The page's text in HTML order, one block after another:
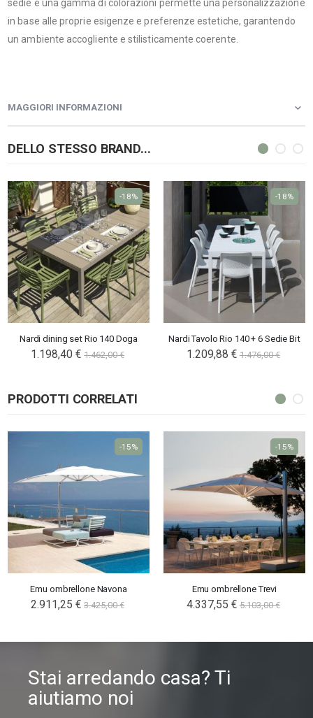
sedie e una gamma di colorazioni permette una personalizzazione
in base alle proprie esigenze e preferenze estetiche, garantendo
un ambiente accogliente e stilisticamente coerente.
MAGGIORI INFORMAZIONI
DELLO STESSO BRAND...
Nardi dining set Rio 140 Doga
1.198,40 € 1.462,00 €
-18%
Nardi Tavolo Rio 140 + 6 Sedie Bit
1.209,88 € 1.476,00 €
-18%
PRODOTTI CORRELATI
Emu ombrellone Navona
2.911,25 € 3.425,00 €
-15%
Emu ombrellone Trevi
4.337,55 € 5.103,00 €
-15%
Stai arredando casa? Ti
aiutiamo noi